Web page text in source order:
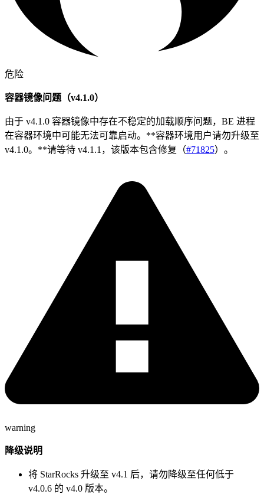
危险
容器镜像问题（v4.1.0）
由于 v4.1.0 容器镜像中存在不稳定的加载顺序问题，BE 进程
在容器环境中可能无法可靠启动。**容器环境用户请勿升级至
v4.1.0。**请等待 v4.1.1，该版本包含修复（#71825）。
warning
降级说明
将 StarRocks 升级至 v4.1 后，请勿降级至任何低于
v4.0.6 的 v4.0 版本。